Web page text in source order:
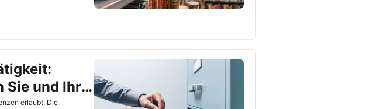
muss sie die
Gründe für die
die Einsicht erlauben.
der Personalakte
Sie und Ihre
erlaubt. Die